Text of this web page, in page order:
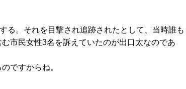
る。それを目撃され追跡されたとして、当時誰も
市民女性3名を訴えていたのが出口太なのであ
ですからね。